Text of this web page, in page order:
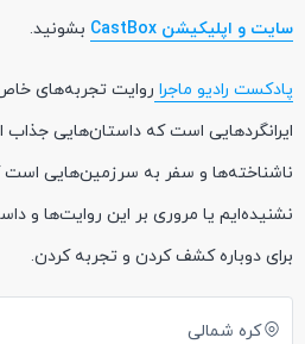
سایت و اپلیکیشن CastBox
بشونید.
پادکست رادیو ماجرا روایت تجربه‌های
ایرانگردهایی است که داستان‌هایی
ناشناخته‌ها و سفر به سرزمین‌هایی است
نشنیده‌ایم یا مروری بر این روایت‌ها و
برای دوباره کشف کردن و تجربه کردن.
کره شمالی